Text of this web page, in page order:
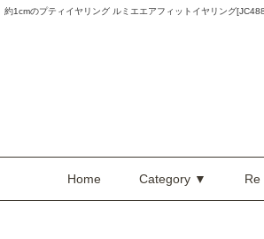
約1cmのプティイヤリング ルミエエアフィットイヤリング
Home Category ▼ Re